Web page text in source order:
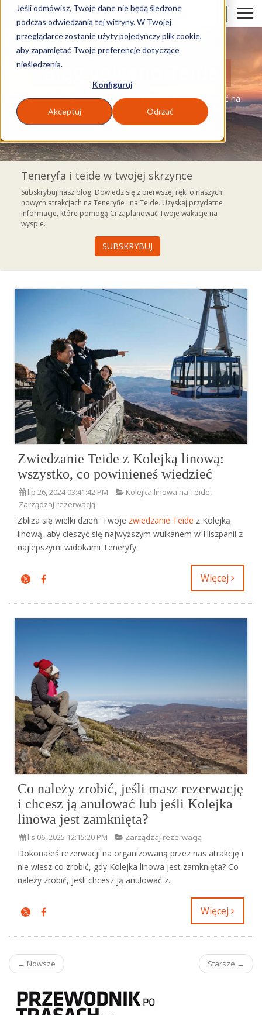
Jeśli odmówisz, Twoje dane nie będą śledzone
podczas odwiedzania tej witryny. W Twojej
przeglądarce zostanie użyty pojedynczy plik cookie,
aby zapamiętać Twoje preferencje dotyczące
nieśledzenia.
Konfiguruj
Akceptuj Odrzuć
Blog volcano Teide
Blog, na którym znajdziesz wszystko, co możesz robić na
Teneryfie
Teneryfa i teide w twojej skrzynce
Subskrybuj nasz blog. Dowiedz się z pierwszej ręki o naszych
nowych atrakcjach na Teneryfie i na Teide. Uzyskaj przydatne
informacje, które pomogą Ci zaplanować Twoje wakacje na
wyspie.
Zwiedzanie Teide z Kolejką linową:
wszystko, co powinieneś wiedzieć
lip 26, 2024 03:41:42 PM Kolejka linowa na Teide,
Zarządzaj rezerwacją
Zbliża się wielki dzień: Twoje zwiedzanie Teide z Kolejką
linową, aby cieszyć się najwyższym wulkanem w Hiszpanii z
najlepszymi widokami Teneryfy.
Więcej
Co należy zrobić, jeśli masz rezerwację
i chcesz ją anulować lub jeśli Kolejka
linowa jest zamknięta?
lis 06, 2025 12:15:20 PM Zarządzaj rezerwacją
Dokonałeś rezerwacji na organizowaną przez nas atrakcję i
nie wiesz co zrobić, gdy Kolejka linowa jest zamknięta? Co
należy zrobić, jeśli chcesz ją anulować z...
Więcej
← Nowsze Starsze →